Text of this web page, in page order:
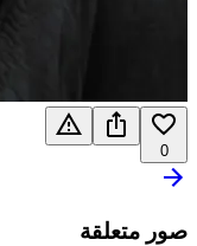
0
صور متعلقة